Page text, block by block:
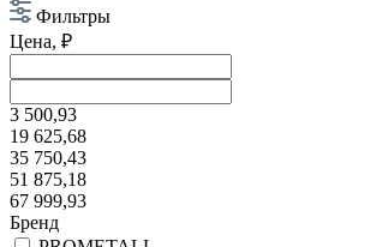
Фильтры
Цена, ₽
3 500,93
19 625,68
35 750,43
51 875,18
67 999,93
Бренд